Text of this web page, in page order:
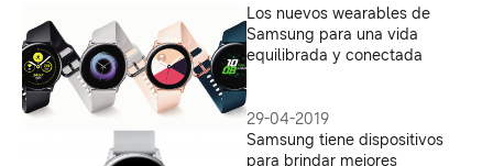
Los nuevos wearables de
Samsung para una vida
equilibrada y conectada
29-04-2019
Samsung tiene dispositivos
para brindar mejores